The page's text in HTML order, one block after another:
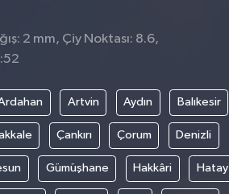
2 mm, Çiy Noktası: 8.6,
Artvin Aydın Balıkesir
Çankırı Çorum Denizli
Gümüşhane Hakkâri Hatay